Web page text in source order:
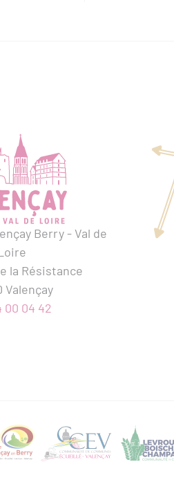
Berry - Val de
la Résistance
Valençay
00 04 42